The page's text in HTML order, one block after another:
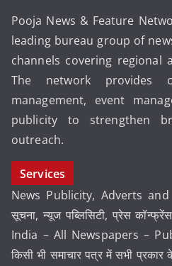
Pooja News & Feature
leading bureau group of
channels covering regional
The network provides
management, event
publicity to strengthen
outreach.
Services
News Publicity, Adverts and
सूचना, न्यूज पब्लिसिटी, प्रेस
India – All Newspapers –
किसी भी समाचार पत्र में सभी प्रकार